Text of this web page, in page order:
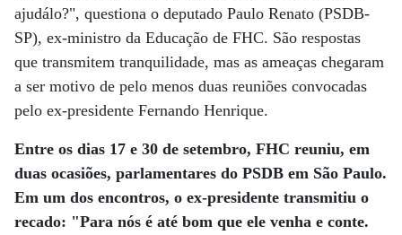
ajudálo?", questiona o deputado Paulo Renato (PSDB-
SP), ex-ministro da Educação de FHC. São respostas
que transmitem tranquilidade, mas as ameaças chegaram
a ser motivo de pelo menos duas reuniões convocadas
pelo ex-presidente Fernando Henrique.
Entre os dias 17 e 30 de setembro, FHC reuniu, em
duas ocasiões, parlamentares do PSDB em São Paulo.
Em um dos encontros, o ex-presidente transmitiu o
recado: "Para nós é até bom que ele venha e conte.